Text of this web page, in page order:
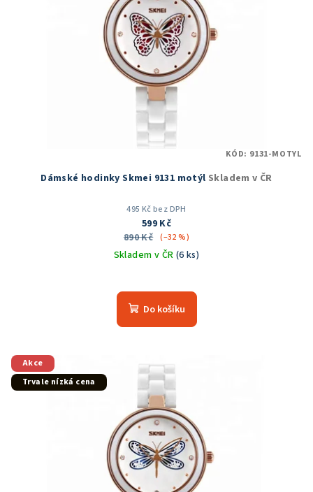
Dámské hodinky Skmei 9131 motýl Skladem v ČR
495 Kč bez DPH
599 Kč
890 Kč (–32 %)
Skladem v ČR (6 ks)
Do košíku
KÓD: 9131-MOTYL
Akce
Trvale nízká cena